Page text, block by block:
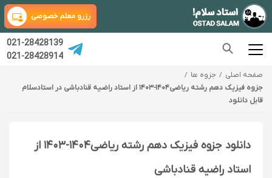
رزرو معلم خصوصی
021-28428139
021-28428914
صفحه اصلی
جزوه ها
جزوه فیزیک دهم رشته ریاضی۱۴۰۴-۱۴۰۳ از استاد راضیه قنادباشی در استادسلام
قابل دانلود
دانلود جزوه فیزیک دهم رشته ریاضی۱۴۰۴-۱۴۰۳ از
استاد راضیه قنادباشی